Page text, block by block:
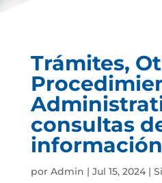
Trámites,
consultas
por Admin | Jul 15, 2024|